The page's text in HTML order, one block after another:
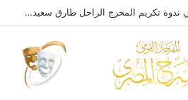
نشأة المسرح في مصر القديمة.. باحثون يؤكدون: الهوية المصرية تمتلك جذورًا مسرحية تسبق السرديات التقليدية